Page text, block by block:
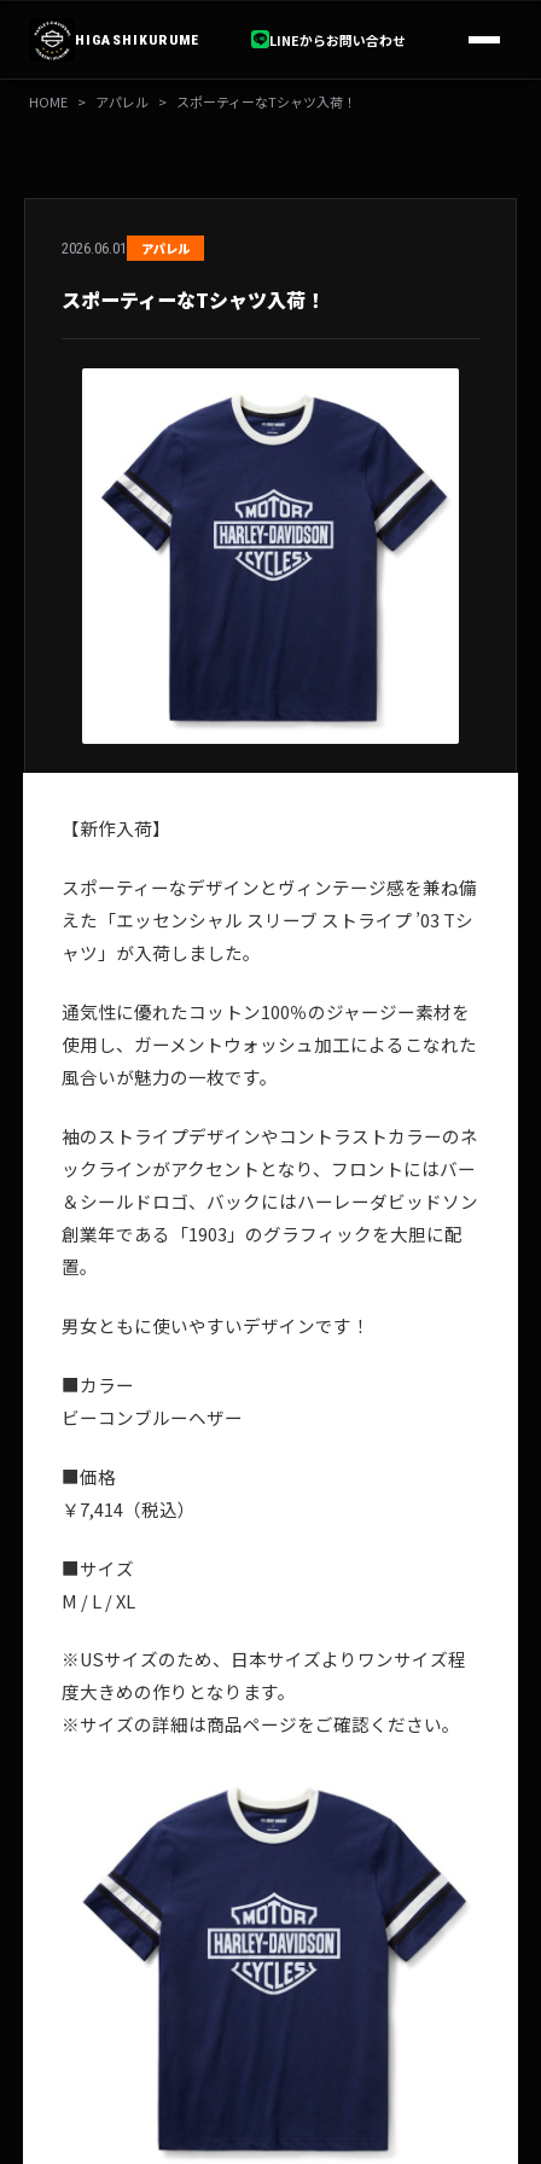
ス
HIGASHIKURUME LINEからお問い合わせ
HOME > アパレル > スポーティーなTシャツ入荷！
2026.06.01 アパレル
スポーティーなTシャツ入荷！
【新作入荷】
スポーティーなデザインとヴィンテージ感を兼ね備
えた「エッセンシャル スリーブ ストライプ ’03 Tシ
ャツ」が入荷しました。
通気性に優れたコットン100％のジャージー素材を
使用し、ガーメントウォッシュ加工によるこなれた
風合いが魅力の一枚です。
袖のストライプデザインやコントラストカラーのネ
ックラインがアクセントとなり、フロントにはバー
＆シールドロゴ、バックにはハーレーダビッドソン
創業年である「1903」のグラフィックを大胆に配
置。
男女ともに使いやすいデザインです！
■カラー
ビーコンブルーヘザー
■価格
￥7,414（税込）
■サイズ
M / L / XL
※USサイズのため、日本サイズよりワンサイズ程
度大きめの作りとなります。
※サイズの詳細は商品ページをご確認ください。